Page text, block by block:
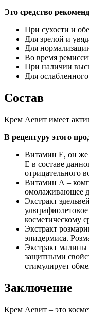
Это средство
При сухости и
Для зрелой и
Для
Во время
При наличии
Для
Состав
Крем Аевит имеет
В рецептуру этого
Витамин Е, он же
Е в составе
отрицательного
Витамин А –
омолаживающее
Экстракт
косметическому
Экстракт
эпидермиса.
Экстракт малины
защитными
стимулирует
Заключение
Крем Аевит – это